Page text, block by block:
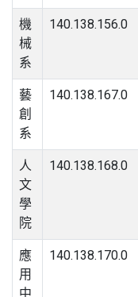
機
械
系
140.138.156.0
藝
創
系
140.138.167.0
人
文
學
院
140.138.168.0
應
用
中
140.138.170.0